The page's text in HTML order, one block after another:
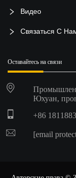
Видео
Связаться С
Оставайтесь на связи
Юхуан,
+86
[email